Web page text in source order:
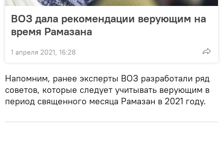
ВОЗ дала рекомендации верующим на
время Рамазана
1 апреля 2021, 16:28
Напомним, ранее эксперты ВОЗ разработали ряд
советов, которые следует учитывать верующим в
период священного месяца Рамазан в 2021 году.